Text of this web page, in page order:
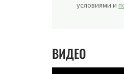
условиями и
ВИДЕО